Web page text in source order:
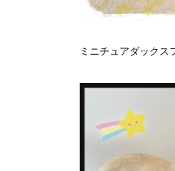
ミニチュアダック